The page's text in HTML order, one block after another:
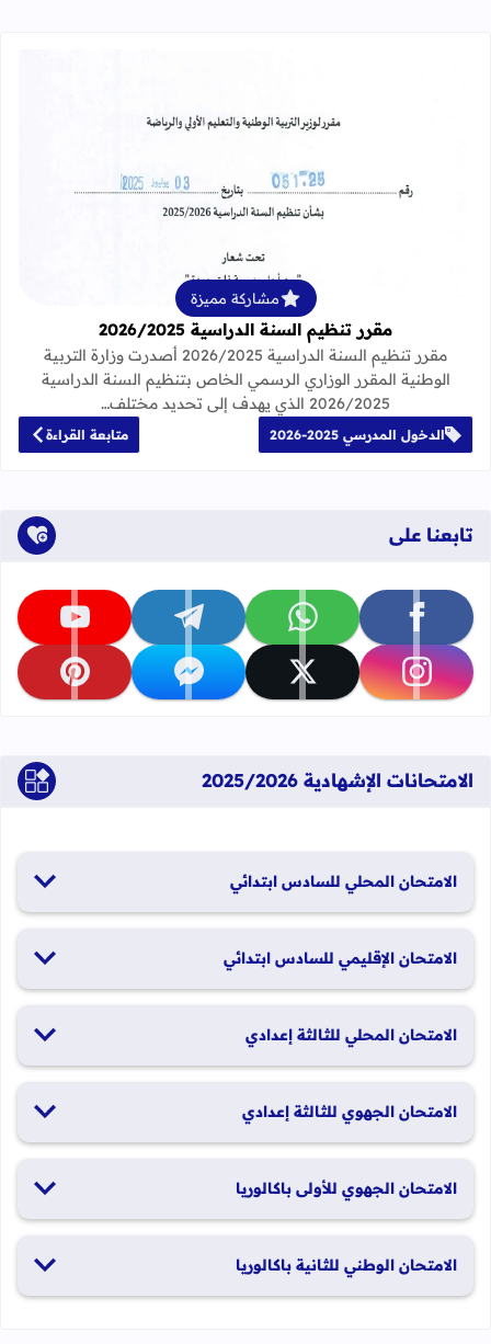
قراءة المزيد عن مقرر تنظيم السنة الدراسية
مشاركة مميزة
مقرر تنظيم السنة الدراسية 2026/2025
مقرر تنظيم السنة الدراسية 2026/2025 أصدرت وزارة التربية
الوطنية المقرر الوزاري الرسمي الخاص بتنظيم السنة الدراسية
2026/2025 الذي يهدف إلى تحديد مختلف…
الدخول المدرسي 2025-2026 متابعة القراءة
تابعنا على
تابعنا على facebook تابعنا على whatsapp تابعنا على telegram تابعنا على youtube
تابعنا على instagram تابعنا على x تابعنا على messenger تابعنا على pinterest
الامتحانات الإشهادية 2025/2026
الامتحان المحلي للسادس ابتدائي
الامتحان الإقليمي للسادس ابتدائي
الامتحان المحلي للثالثة إعدادي
الامتحان الجهوي للثالثة إعدادي
الامتحان الجهوي للأولى باكالوريا
2026
الامتحان الوطني للثانية باكالوريا